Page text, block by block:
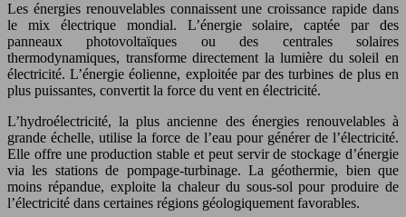
Les énergies renouvelables connaissent une croissance rapide dans
le mix électrique mondial. L’énergie solaire, captée par des
panneaux photovoltaïques ou des centrales solaires
thermodynamiques, transforme directement la lumière du soleil en
électricité. L’énergie éolienne, exploitée par des turbines de plus en
plus puissantes, convertit la force du vent en électricité.
L’hydroélectricité, la plus ancienne des énergies renouvelables à
grande échelle, utilise la force de l’eau pour générer de l’électricité.
Elle offre une production stable et peut servir de stockage d’énergie
via les stations de pompage-turbinage. La géothermie, bien que
moins répandue, exploite la chaleur du sous-sol pour produire de
l’électricité dans certaines régions géologiquement favorables.